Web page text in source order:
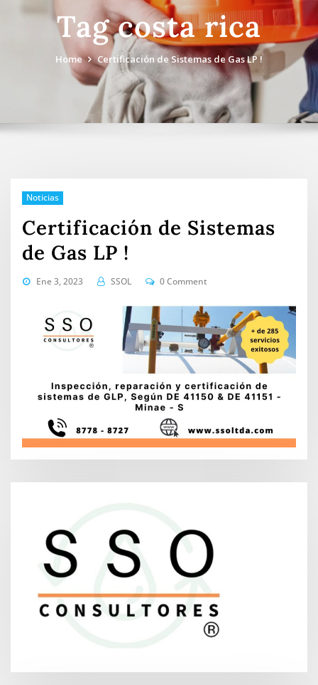
Tag costa rica
Home Certificación de Sistemas de Gas LP !
Noticias
Certificación de Sistemas
de Gas LP !
Ene 3, 2023 SSOL 0 Comment